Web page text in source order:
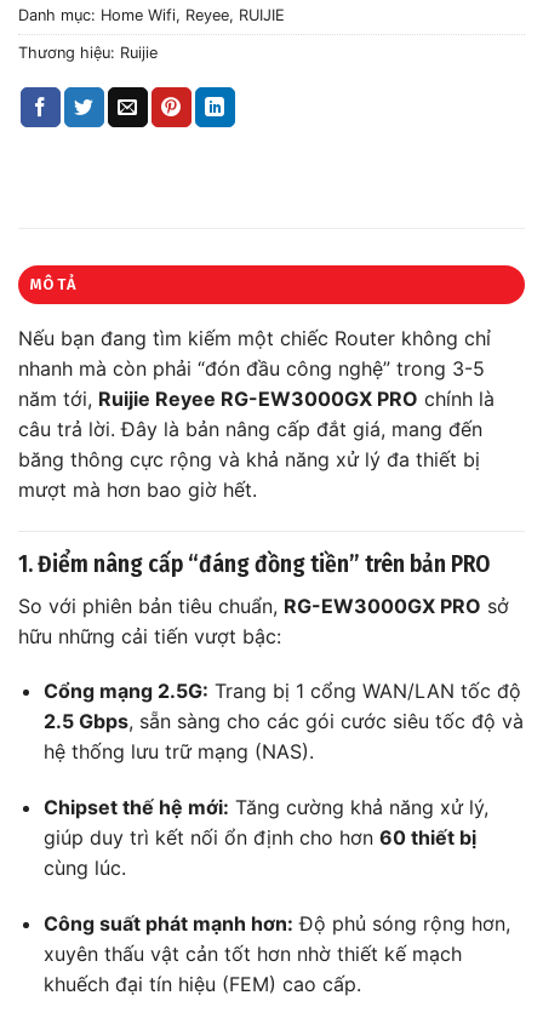
Danh mục: Home Wifi, Reyee, RUIJIE
Thương hiệu: Ruijie
MÔ TẢ
Nếu bạn đang tìm kiếm một chiếc Router không chỉ
nhanh mà còn phải “đón đầu công nghệ” trong 3-5
năm tới, Ruijie Reyee RG-EW3000GX PRO chính là
câu trả lời. Đây là bản nâng cấp đắt giá, mang đến
băng thông cực rộng và khả năng xử lý đa thiết bị
mượt mà hơn bao giờ hết.
1. Điểm nâng cấp “đáng đồng tiền” trên bản PRO
So với phiên bản tiêu chuẩn, RG-EW3000GX PRO sở
hữu những cải tiến vượt bậc:
Cổng mạng 2.5G: Trang bị 1 cổng WAN/LAN tốc độ
2.5 Gbps, sẵn sàng cho các gói cước siêu tốc độ và
hệ thống lưu trữ mạng (NAS).
Chipset thế hệ mới: Tăng cường khả năng xử lý,
giúp duy trì kết nối ổn định cho hơn 60 thiết bị
cùng lúc.
Công suất phát mạnh hơn: Độ phủ sóng rộng hơn,
xuyên thấu vật cản tốt hơn nhờ thiết kế mạch
khuếch đại tín hiệu (FEM) cao cấp.